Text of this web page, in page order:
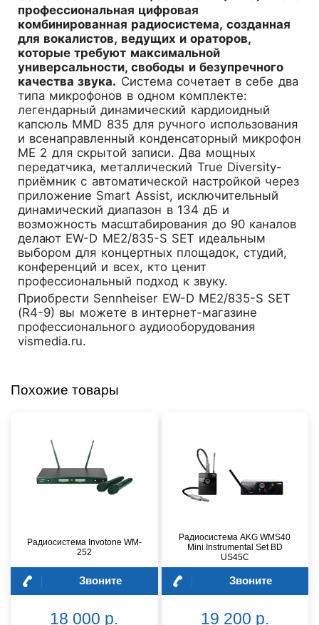
профессиональная цифровая
комбинированная радиосистема, созданная
для вокалистов, ведущих и ораторов,
которые требуют максимальной
универсальности, свободы и безупречного
качества звука. Система сочетает в себе два
типа микрофонов в одном комплекте:
легендарный динамический кардиоидный
капсюль MMD 835 для ручного использования
и всенаправленный конденсаторный микрофон
ME 2 для скрытой записи. Два мощных
передатчика, металлический True Diversity-
приёмник с автоматической настройкой через
приложение Smart Assist, исключительный
динамический диапазон в 134 дБ и
возможность масштабирования до 90 каналов
делают EW-D ME2/835-S SET идеальным
выбором для концертных площадок, студий,
конференций и всех, кто ценит
профессиональный подход к звуку.
Приобрести Sennheiser EW-D ME2/835-S SET
(R4-9) вы можете в интернет-магазине
профессионального аудиооборудования
vismedia.ru.
Похожие товары
Радиосистема Invotone WM-
252
Звоните
18 000 р.
Радиосистема AKG WMS40
Mini Instrumental Set BD
US45C
Звоните
19 200 р.